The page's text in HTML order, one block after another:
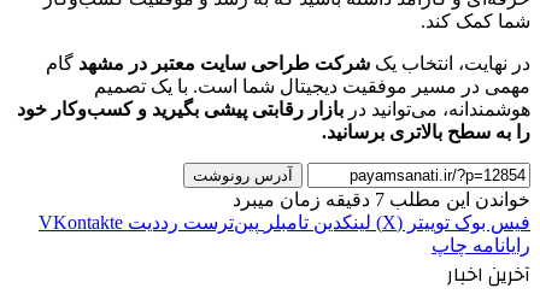
شما کمک کند.
در نهایت، انتخاب یک شرکت طراحی سایت معتبر در مشهد گام
مهمی در مسیر موفقیت دیجیتال شما است. با یک تصمیم
هوشمندانه، می‌توانید در بازار رقابتی پیشی بگیرید و کسب‌وکار خود
را به سطح بالاتری برسانید.
آدرس رونوشت
خواندن این مطلب 7 دقیقه زمان میبرد
فیس بوک توییتر (X) لینکدین ‫تامبلر ‫پین‌ترست ‫رددیت ‫VKontakte
رایانامه چاپ
آخرین اخبار